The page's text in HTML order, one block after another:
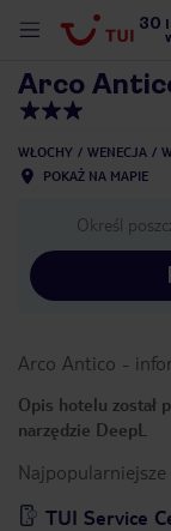
30
Arco
WŁOCHY WENECJA
POKAŻ NA MAPIE
Określ
Arco Antico -
Opis hotelu został
narzędzie DeepL
TUI Service